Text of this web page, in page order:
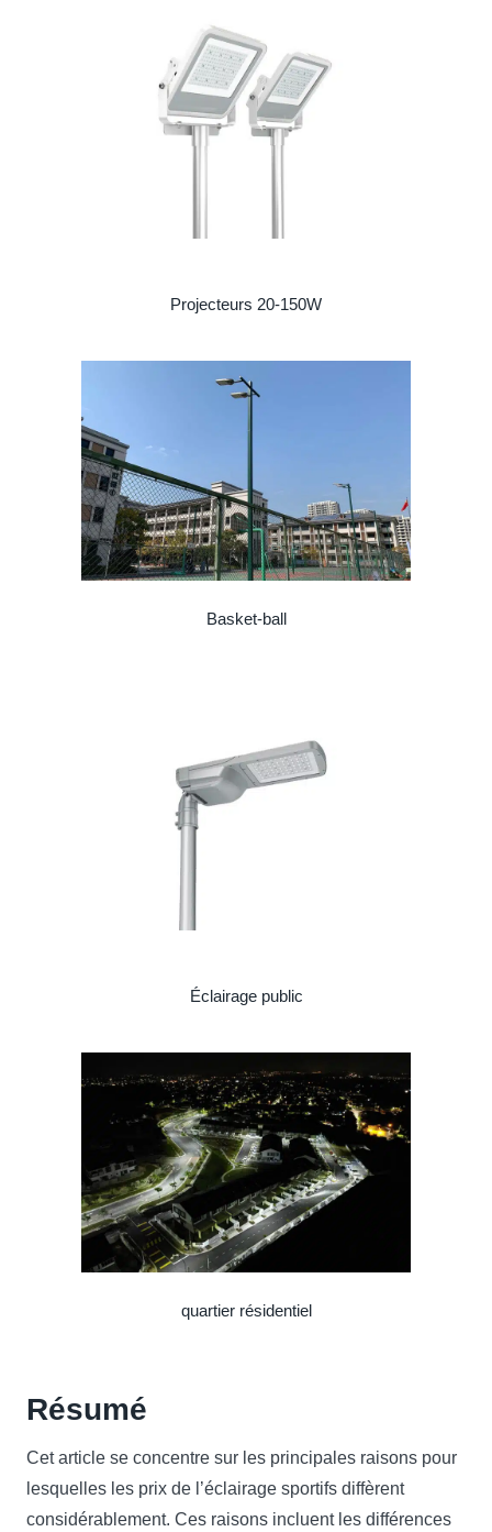
Projecteurs 20-150W
Basket-ball
Éclairage public
quartier résidentiel
Résumé
Cet article se concentre sur les principales raisons pour
lesquelles les prix ​​​​de l’éclairage sportifs diffèrent
considérablement. Ces raisons incluent les différences